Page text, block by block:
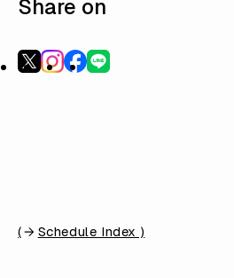
Share on
( Schedule Index )